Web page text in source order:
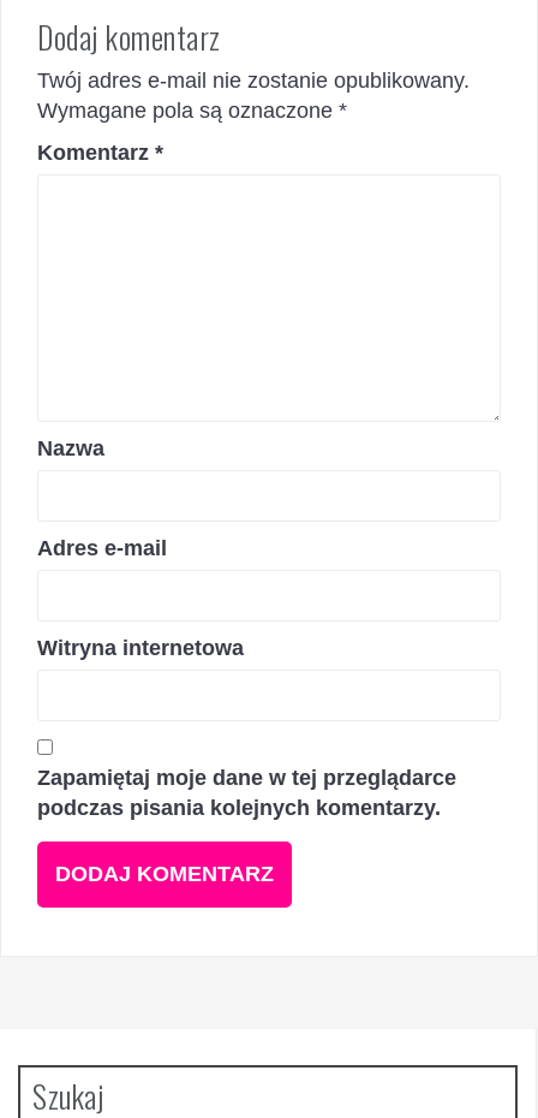
Dodaj komentarz
Twój adres e-mail nie zostanie opublikowany.
Wymagane pola są oznaczone *
Komentarz *
Nazwa
Adres e-mail
Witryna internetowa
Zapamiętaj moje dane w tej przeglądarce
podczas pisania kolejnych komentarzy.
Szukaj